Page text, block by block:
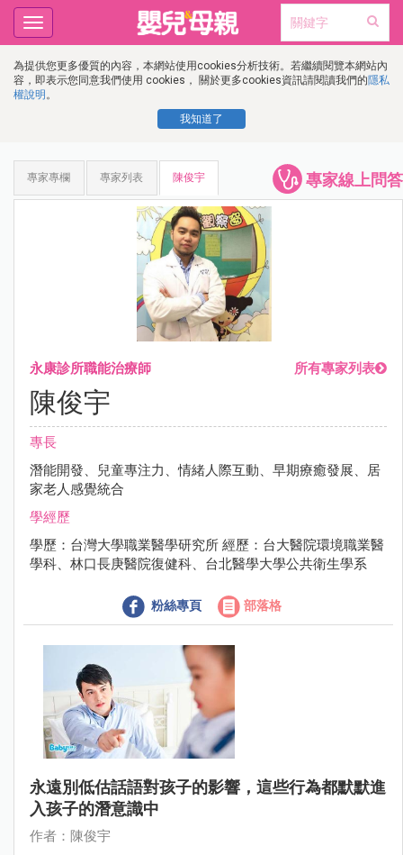
為提供您更多優質的內容，本網站使用cookies分析技術。若繼續閱覽本網站內
容，即表示您同意我們使用 cookies， 關於更多cookies資訊請閱讀我們的隱私
權說明 。
我知道了
Toggle
navigation
專家線上問答
專家專欄 專家列表 陳俊宇
永康診所職能治療師 所有專家列表
陳俊宇
專長
潛能開發、兒童專注力、情緒人際互動、早期療癒發展、居
家老人感覺統合
學經歷
學歷：台灣大學職業醫學研究所 經歷：台大醫院環境職業醫
學科、林口長庚醫院復健科、台北醫學大學公共衛生學系
粉絲專頁 部落格
永遠別低估話語對孩子的影響，這些行為都默默進
入孩子的潛意識中
作者：陳俊宇